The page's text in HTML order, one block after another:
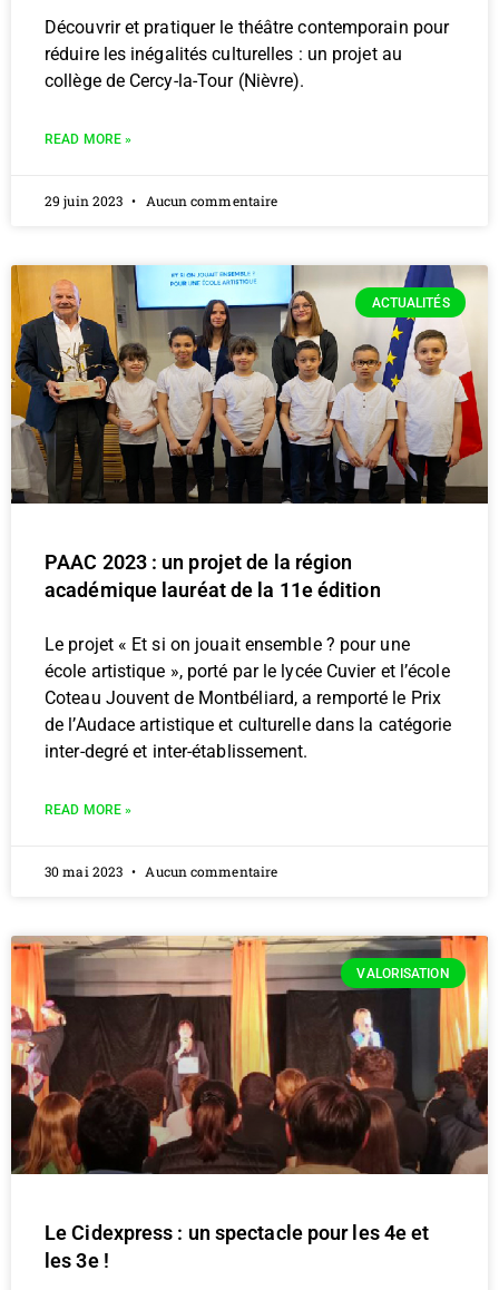
Découvrir et pratiquer le théâtre contemporain pour
réduire les inégalités culturelles : un projet au
collège de Cercy-la-Tour (Nièvre).
READ MORE »
29 juin 2023 Aucun commentaire
ACTUALITÉS
PAAC 2023 : un projet de la région
académique lauréat de la 11e édition
Le projet « Et si on jouait ensemble ? pour une
école artistique », porté par le lycée Cuvier et l’école
Coteau Jouvent de Montbéliard, a remporté le Prix
de l’Audace artistique et culturelle dans la catégorie
inter-degré et inter-établissement.
READ MORE »
30 mai 2023 Aucun commentaire
VALORISATION
Le Cidexpress : un spectacle pour les 4e et
les 3e !